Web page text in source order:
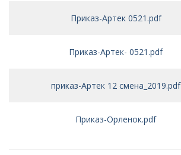
Приказ-Артек 0521.pdf
Приказ-Артек- 0521.pdf
приказ-Артек 12 смена_2019.pdf
Приказ-Орленок.pdf